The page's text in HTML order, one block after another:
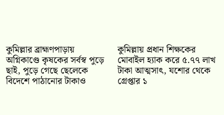
কুমিল্লার ব্রাহ্মণপাড়ায়
অগ্নিকাণ্ডে কৃষকের সর্বস্ব পুড়ে
ছাই, পুড়ে গেছে ছেলেকে
বিদেশে পাঠানোর টাকাও
কুমিল্লায় প্রধান শিক্ষকের
মোবাইল হ্যাক করে ৫.৭৭ লাখ
টাকা আত্মসাৎ, যশোর থেকে
গ্রেপ্তার ১